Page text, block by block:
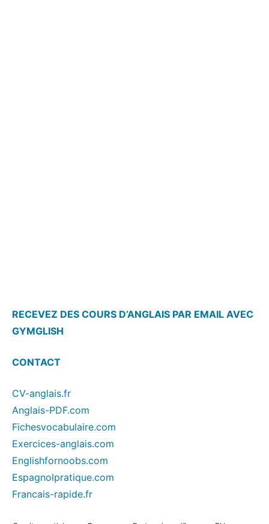
RECEVEZ DES COURS D’ANGLAIS PAR EMAIL AVEC
GYMGLISH
CONTACT
CV-anglais.fr
Anglais-PDF.com
Fichesvocabulaire.com
Exercices-anglais.com
Englishfornoobs.com
Espagnolpratique.com
Francais-rapide.fr